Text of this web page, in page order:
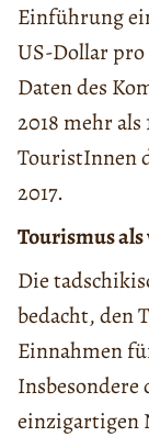
Einführung
US-Dollar pro
Daten des
2018 mehr
TouristInnen
2017.
Tourismus
Die
bedacht, den
Einnahmen
Insbesondere
einzigartigen